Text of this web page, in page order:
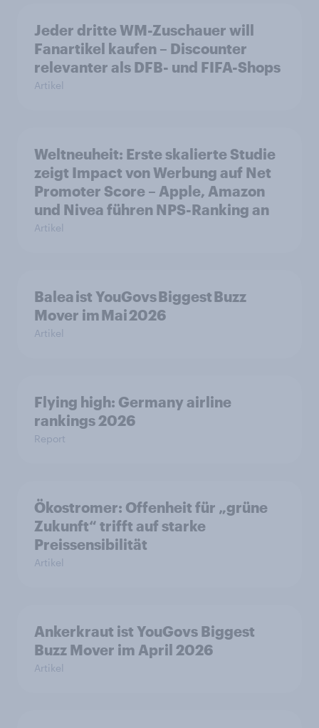
Jeder dritte WM-Zuschauer will
Fanartikel kaufen – Discounter
relevanter als DFB- und FIFA-Shops
Artikel
Weltneuheit: Erste skalierte Studie
zeigt Impact von Werbung auf Net
Promoter Score – Apple, Amazon
und Nivea führen NPS-Ranking an
Artikel
Balea ist YouGovs Biggest Buzz
Mover im Mai 2026
Artikel
Flying high: Germany airline
rankings 2026
Report
Ökostromer: Offenheit für „grüne
Zukunft“ trifft auf starke
Preissensibilität
Artikel
Ankerkraut ist YouGovs Biggest
Buzz Mover im April 2026
Artikel